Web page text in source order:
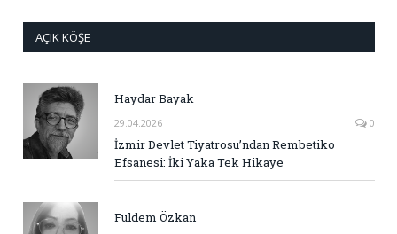
AÇIK KÖŞE
Haydar Bayak
29.04.2026 0
İzmir Devlet Tiyatrosu’ndan Rembetiko
Efsanesi: İki Yaka Tek Hikaye
Fuldem Özkan